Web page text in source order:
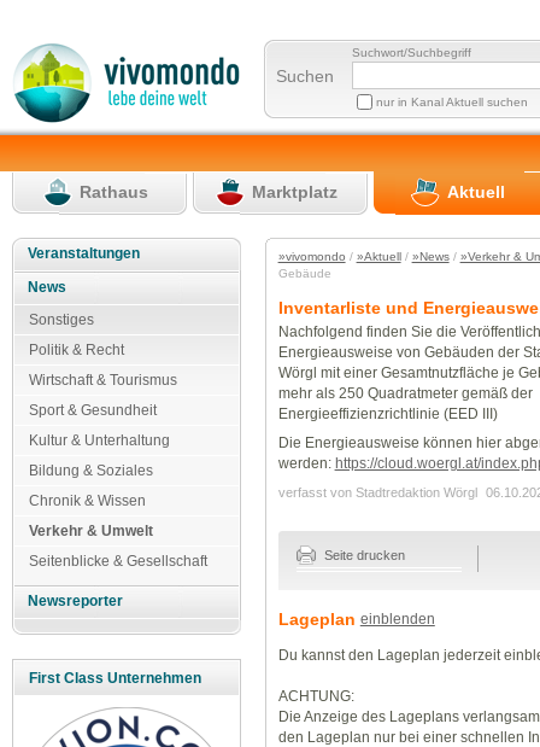
Suchen
Suchwort/Suchbegriff
nur in Kanal Aktuell suchen
Rathaus Marktplatz Aktuell
Veranstaltungen
News
Sonstiges
Politik & Recht
Wirtschaft & Tourismus
Sport & Gesundheit
Kultur & Unterhaltung
Bildung & Soziales
Chronik & Wissen
Verkehr & Umwelt
Seitenblicke & Gesellschaft
Newsreporter
First Class Unternehmen
»vivomondo / »Aktuell/ »News/ »Verkehr &
Gebäude
Inventarliste und
Nachfolgend finden Sie die
Energieausweise von Gebäuden der
Wörgl mit einer Gesamtnutzfläche je
mehr als 250 Quadratmeter gemäß der
Energieeffizienzrichtlinie (EED III)
Die Energieausweise können hier
werden: https://cloud.woergl.at/
verfasst von Stadtredaktion Wörgl
Seite drucken
Lageplan einblenden
Du kannst den Lageplan jederzeit
ACHTUNG:
Die Anzeige des Lageplans
den Lageplan nur bei einer schnellen